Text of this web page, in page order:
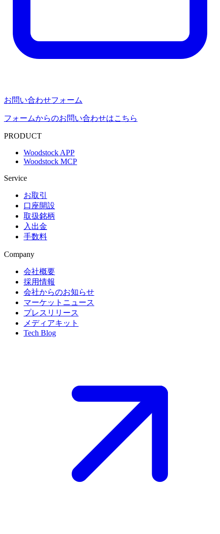
お問い合わせフォーム
フォームからのお問い合わせはこちら
PRODUCT
Woodstock APP
Woodstock MCP
Service
お取引
口座開設
取扱銘柄
入出金
手数料
Company
会社概要
採用情報
会社からのお知らせ
マーケットニュース
プレスリリース
メディアキット
Tech Blog